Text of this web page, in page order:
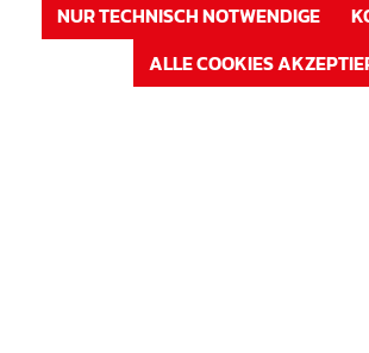
NUR TECHNISCH NOTWENDIGE
ALLE COOKIES